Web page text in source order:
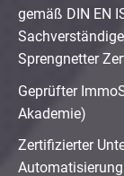
gemäß DIN EN
Sprengnetter
Geprüfter
Akademie)
Zertifizierter